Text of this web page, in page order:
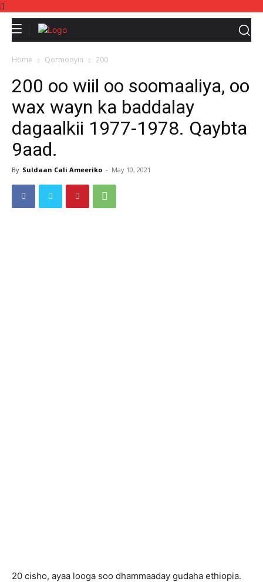
Home Qormooyin 200
200 oo wiil oo soomaaliya, oo
wax wayn ka baddalay
dagaalkii 1977-1978. Qaybta
9aad.
By Suldaan Cali Ameeriko - May 10, 2021
20 cisho, ayaa looga soo dhammaaday gudaha ethiopia.